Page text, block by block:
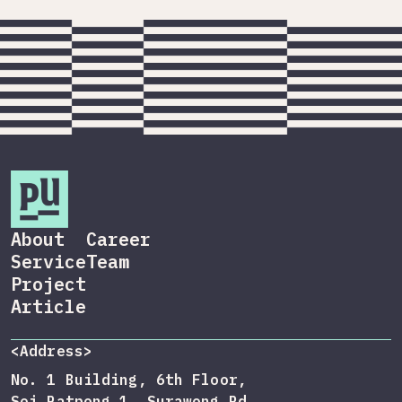
About
Service
Project
Article
Career
Team
<Address>
No. 1 Building, 6th Floor,